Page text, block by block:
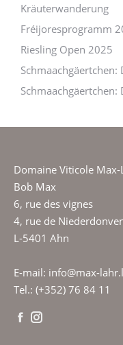
Kräuterwanderung
Fréijoresprogramm
Riesling Open 2025
Domaine Viticole Max-
Bob Max
6, rue des vignes
4, rue de
L-5401 Ahn
E-mail: info@max-
Tel.: (+352) 76 84 11